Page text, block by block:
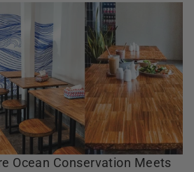
Ocean Conservation Meets